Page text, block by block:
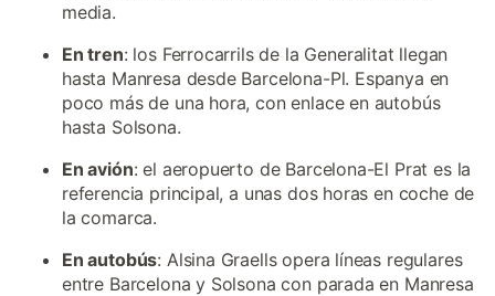
media.
En tren: los Ferrocarrils de la Generalitat llegan
hasta Manresa desde Barcelona-Pl. Espanya en
poco más de una hora, con enlace en autobús
hasta Solsona.
En avión: el aeropuerto de Barcelona-El Prat es la
referencia principal, a unas dos horas en coche de
la comarca.
En autobús: Alsina Graells opera líneas regulares
entre Barcelona y Solsona con parada en Manresa